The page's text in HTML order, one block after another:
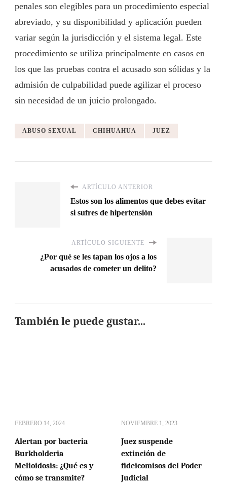
penales son elegibles para un procedimiento especial
abreviado, y su disponibilidad y aplicación pueden
variar según la jurisdicción y el sistema legal. Este
procedimiento se utiliza principalmente en casos en
los que las pruebas contra el acusado son sólidas y la
admisión de culpabilidad puede agilizar el proceso
sin necesidad de un juicio prolongado.
ABUSO SEXUAL CHIHUAHUA JUEZ
ARTÍCULO ANTERIOR
Estos son los alimentos que debes evitar
si sufres de hipertensión
ARTÍCULO SIGUIENTE
¿Por qué se les tapan los ojos a los
acusados de cometer un delito?
También le puede gustar...
FEBRERO 14, 2024
Alertan por bacteria
Burkholderia
Melioidosis: ¿Qué es y
cómo se transmite?
NOVIEMBRE 1, 2023
Juez suspende
extinción de
fideicomisos del Poder
Judicial